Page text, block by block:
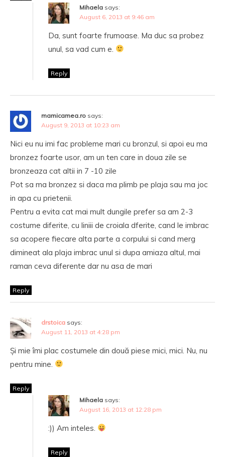
Mihaela says:
August 6, 2013 at 9:46 am
Da, sunt foarte frumoase. Ma duc sa probez
unul, sa vad cum e.
Reply
mamicamea.ro says:
August 9, 2013 at 10:23 am
Nici eu nu imi fac probleme mari cu bronzul, si apoi eu ma
bronzez foarte usor, am un ten care in doua zile se
bronzeaza cat altii in 7 -10 zile
Pot sa ma bronzez si daca ma plimb pe plaja sau ma joc
in apa cu prietenii.
Pentru a evita cat mai mult dungile prefer sa am 2-3
costume diferite, cu liniii de croiala dferite, cand le imbrac
sa acopere fiecare alta parte a corpului si cand merg
dimineat ala plaja imbrac unul si dupa amiaza altul, mai
raman ceva diferente dar nu asa de mari
Reply
drstoica says:
August 11, 2013 at 4:28 pm
Și mie îmi plac costumele din două piese mici, mici. Nu, nu
pentru mine.
Reply
Mihaela says:
August 16, 2013 at 12:28 pm
:)) Am inteles.
Reply